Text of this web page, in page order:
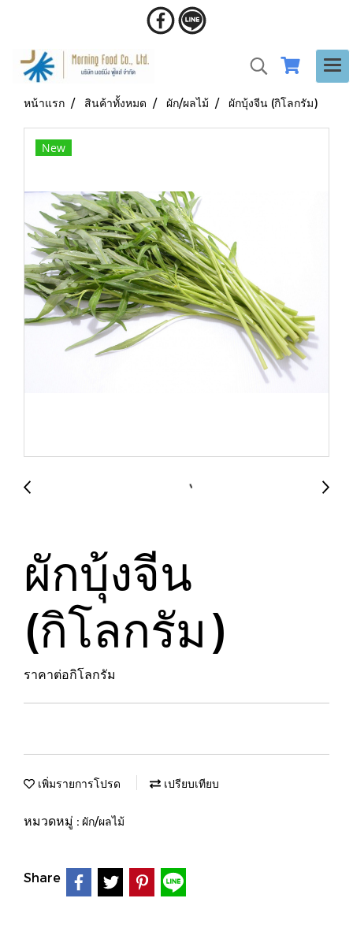
หน้าแรก สินค้าทั้งหมด ผัก/ผลไม้ ผักบุ้งจีน (กิโลกรัม)
New
ผักบุ้งจีน
(กิโลกรัม)
ราคาต่อกิโลกรัม
เพิ่มรายการโปรด เปรียบเทียบ
หมวดหมู่ : ผัก/ผลไม้
Share